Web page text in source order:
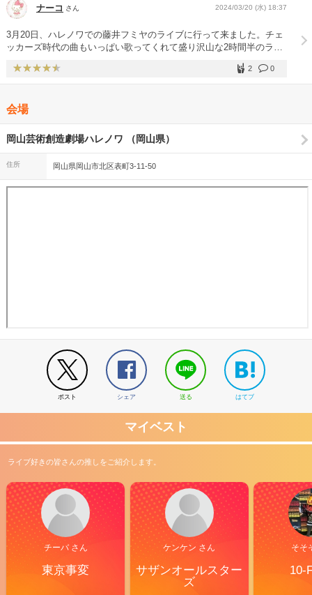
ナーコ さん 2024/03/20 (水) 18:37
3月20日、ハレノワでの藤井フミヤのライブに行って来ました。チェ
ッカーズ時代の曲もいっぱい歌ってくれて盛り沢山な2時間半のライ
0
2
会場
岡山芸術創造劇場ハレノワ （岡山県）
住所 岡山県岡山市北区表町3-11-50
ポスト シェア 送る はてブ
マイベスト
ライブ好きの皆さんの推しをご紹介します。
チーバ さん
東京事変
ケンケン さん
サザンオールスター
ズ
そそ
10-